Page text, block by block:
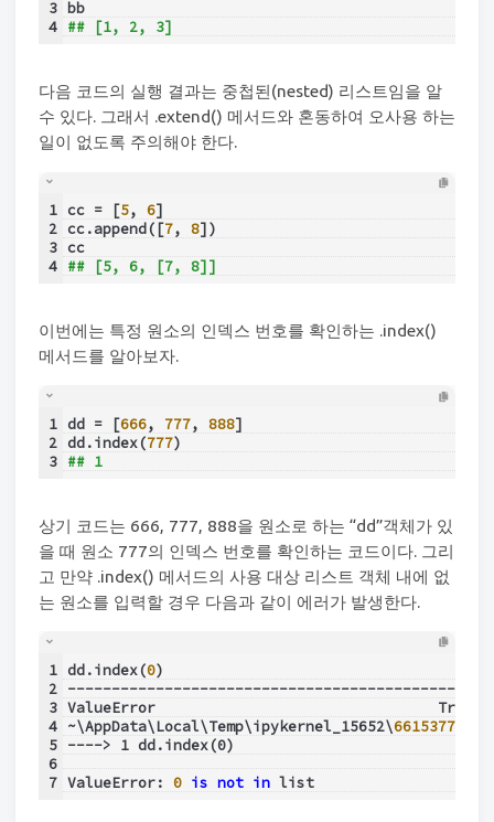
3
4
bb
## [1, 2, 3]
다음 코드의 실행 결과는 중첩된(nested) 리스트임을 알
수 있다. 그래서 .extend() 메서드와 혼동하여 오사용 하는
일이 없도록 주의해야 한다.
1
2
3
4
cc = [5, 6]
cc.append([7, 8])
cc
## [5, 6, [7, 8]]
이번에는 특정 원소의 인덱스 번호를 확인하는 .index()
메서드를 알아보자.
1
2
3
dd = [666, 777, 888]
dd.index(777)
## 1
상기 코드는 666, 777, 888을 원소로 하는 “dd”객체가 있
을 때 원소 777의 인덱스 번호를 확인하는 코드이다. 그리
고 만약 .index() 메서드의 사용 대상 리스트 객체 내에 없
는 원소를 입력할 경우 다음과 같이 에러가 발생한다.
1
2
3
4
5
6
7
dd.index(0)
ValueError
~\AppData\Local\Temp\ipykernel_15652\661537774.
----> 1 dd.index(0)
ValueError: 0 is not in list